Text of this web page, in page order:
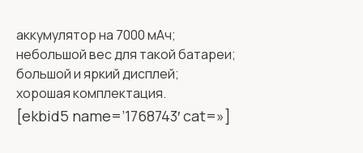
аккумулятор на 7000 мАч;
небольшой вес для такой батареи;
большой и яркий дисплей;
хорошая комплектация.
[ekbid5 name=’1768743′ cat=»]